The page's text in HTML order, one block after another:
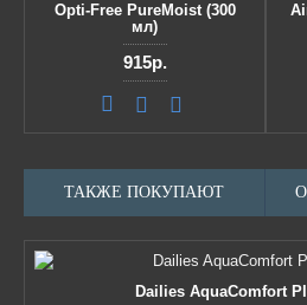
Opti-Free PureMoist (300
мл)
915р.
ТАКЖЕ ПОКУПАЮТ
Dailies AquaComfort